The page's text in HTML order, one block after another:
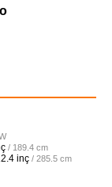
/ 189.4 cm
inç / 285.5 cm